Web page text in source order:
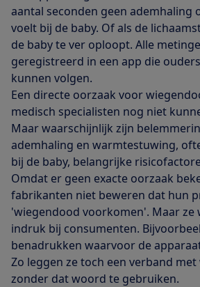
aantal seconden geen ademhaling
voelt bij de baby. Of als de
de baby te ver oploopt. Alle
geregistreerd in een app die
kunnen volgen.
Een directe oorzaak voor
medisch specialisten nog niet
Maar waarschijnlijk zijn
ademhaling en warmtestuwing,
bij de baby, belangrijke
Omdat er geen exacte oorzaak
fabrikanten niet beweren dat hun
'wiegendood voorkomen'. Maar ze
indruk bij consumenten.
benadrukken waarvoor de
Zo leggen ze toch een verband
zonder dat woord te gebruiken.